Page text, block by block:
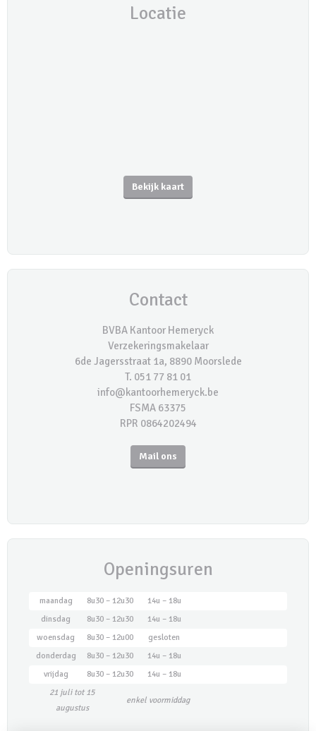
Locatie
Bekijk kaart
Contact
BVBA Kantoor Hemeryck
Verzekeringsmakelaar
6de Jagersstraat 1a, 8890 Moorslede
T. 051 77 81 01
info@kantoorhemeryck.be
FSMA 63375
RPR 0864202494
Mail ons
Openingsuren
maandag 8u30 – 12u30
14u – 18u
dinsdag
8u30 – 12u30
14u – 18u
woensdag
8u30 – 12u00
gesloten
donderdag
8u30 – 12u30
14u – 18u
vrijdag
8u30 – 12u30
14u – 18u
21 juli tot 15
augustus
enkel voormiddag